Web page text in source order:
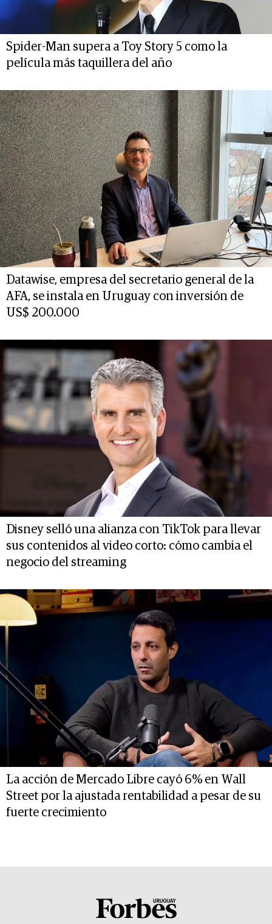
Spider-Man supera a Toy Story 5 como la
película más taquillera del año
Datawise, empresa del secretario general de la
AFA, se instala en Uruguay con inversión de
US$ 200.000
Disney selló una alianza con TikTok para llevar
sus contenidos al video corto: cómo cambia el
negocio del streaming
La acción de Mercado Libre cayó 6% en Wall
Street por la ajustada rentabilidad a pesar de su
fuerte crecimiento